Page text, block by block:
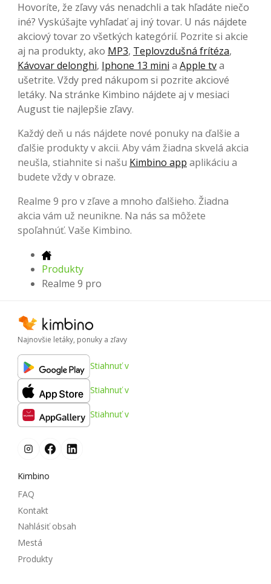
Hovoríte, že zľavy vás nenadchli a tak hľadáte niečo
iné? Vyskúšajte vyhľadať aj iný tovar. U nás nájdete
akciový tovar zo všetkých kategórií. Pozrite si akcie
aj na produkty, ako MP3, Teplovzdušná frítéza,
Kávovar delonghi, Iphone 13 mini a Apple tva
ušetrite. Vždy pred nákupom si pozrite akciové
letáky. Na stránke Kimbino nájdete aj v mesiaci
August tie najlepšie zľavy.
Každý deň u nás nájdete nové ponuky na ďalšie a
ďalšie produkty v akcii. Aby vám žiadna skvelá akcia
neušla, stiahnite si našu Kimbino app aplikáciu a
budete vždy v obraze.
Realme 9 pro v zľave a mnoho ďalšieho. Žiadna
akcia vám už neunikne. Na nás sa môžete
spoľahnúť. Vaše Kimbino.
Produkty
Realme 9 pro
Najnovšie letáky, ponuky a zľavy
Stiahnuť v
Stiahnuť v
Stiahnuť v
Kimbino
FAQ
Kontakt
Nahlásiť obsah
Mestá
Produkty